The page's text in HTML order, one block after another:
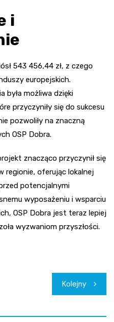
i
543 456,44 zł, z czego
europejskich.
była możliwa dzięki
przyczyniły się do sukcesu
pozwoliły na znaczną
OSP Dobra.
znacząco przyczynił się
regionie, oferując lokalnej
potencjalnymi
wyposażeniu i wsparciu
OSP Dobra jest teraz lepiej
wyzwaniom przyszłości.
Kolejny